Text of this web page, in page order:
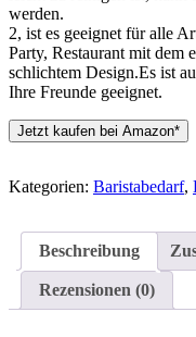
werden.
2, ist es geeignet für alle
Party, Restaurant mit dem
schlichtem Design.Es ist
Ihre Freunde geeignet.
Jetzt kaufen bei Amazon*
Kategorien: Baristabedarf,
Beschreibung
Rezensionen (0)